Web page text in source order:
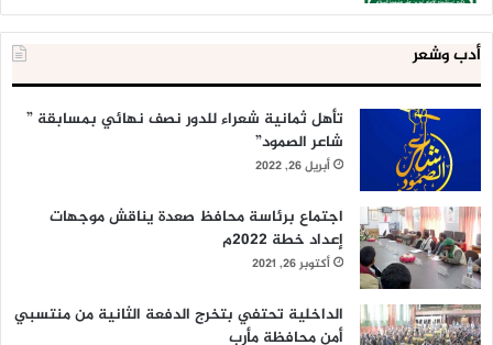
أدب وشعر
تأهل ثمانية شعراء للدور نصف نهائي بمسابقة ”
شاعر الصمود”
أبريل 26, 2022
اجتماع برئاسة محافظ صعدة يناقش موجهات
إعداد خطة 2022م
أكتوبر 26, 2021
الداخلية تحتفي بتخرج الدفعة الثانية من منتسبي
أمن محافظة مأرب